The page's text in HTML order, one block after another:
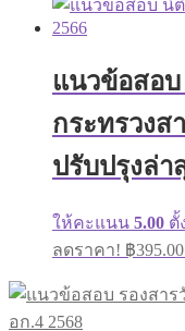
แนวข้อสอ
กระทรวงส
ปรับปรุงล่า
ให้คะแนน 5.00 ตั้
ลดราคา! ฿395.00